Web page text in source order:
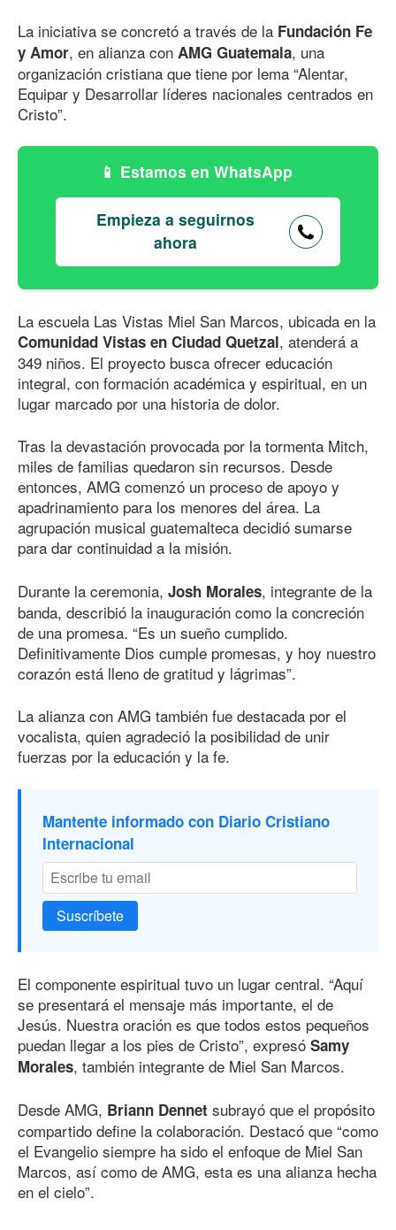
La iniciativa se concretó a través de la Fundación Fe
y Amor, en alianza con AMG Guatemala, una
organización cristiana que tiene por lema “Alentar,
Equipar y Desarrollar líderes nacionales centrados en
Cristo”.
Estamos en WhatsApp
Empieza a seguirnos
ahora
La escuela Las Vistas Miel San Marcos, ubicada en la
Comunidad Vistas en Ciudad Quetzal, atenderá a
349 niños. El proyecto busca ofrecer educación
integral, con formación académica y espiritual, en un
lugar marcado por una historia de dolor.
Tras la devastación provocada por la tormenta Mitch,
miles de familias quedaron sin recursos. Desde
entonces, AMG comenzó un proceso de apoyo y
apadrinamiento para los menores del área. La
agrupación musical guatemalteca decidió sumarse
para dar continuidad a la misión.
Durante la ceremonia, Josh Morales, integrante de la
banda, describió la inauguración como la concreción
de una promesa. “Es un sueño cumplido.
Definitivamente Dios cumple promesas, y hoy nuestro
corazón está lleno de gratitud y lágrimas”.
La alianza con AMG también fue destacada por el
vocalista, quien agradeció la posibilidad de unir
fuerzas por la educación y la fe.
Mantente informado con Diario Cristiano
Internacional
Suscríbete
El componente espiritual tuvo un lugar central. “Aquí
se presentará el mensaje más importante, el de
Jesús. Nuestra oración es que todos estos pequeños
puedan llegar a los pies de Cristo”, expresó Samy
Morales, también integrante de Miel San Marcos.
Desde AMG, Briann Dennet subrayó que el propósito
compartido define la colaboración. Destacó que “como
el Evangelio siempre ha sido el enfoque de Miel San
Marcos, así como de AMG, esta es una alianza hecha
en el cielo”.